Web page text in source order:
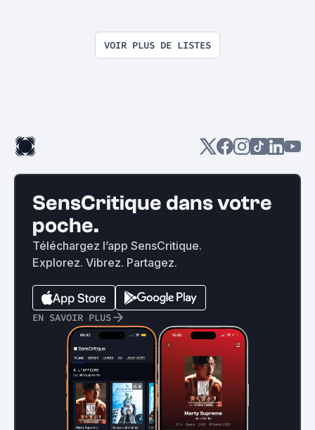
VOIR PLUS DE LISTES
SensCritique dans votre
poche.
Téléchargez l’app SensCritique.
Explorez. Vibrez. Partagez.
EN SAVOIR PLUS